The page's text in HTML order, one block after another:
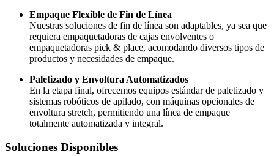
Empaque Flexible de Fin de Línea
Nuestras soluciones de fin de línea son adaptables, ya sea que
requiera empaquetadoras de cajas envolventes o
empaquetadoras pick & place, acomodando diversos tipos de
productos y necesidades de empaque.
Paletizado y Envoltura Automatizados
En la etapa final, ofrecemos equipos estándar de paletizado y
sistemas robóticos de apilado, con máquinas opcionales de
envoltura stretch, permitiendo una línea de empaque
totalmente automatizada y integral.
Soluciones Disponibles